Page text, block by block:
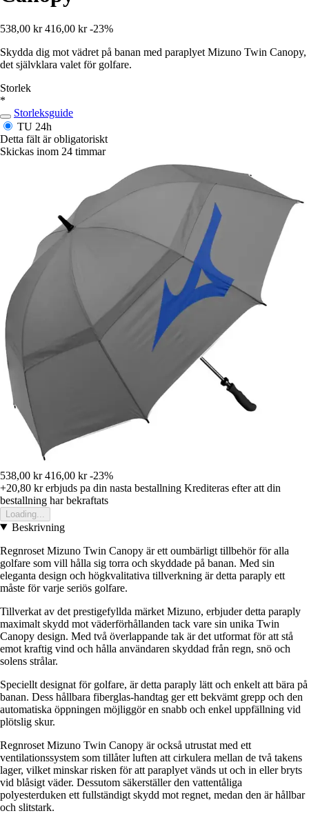
538,00 kr 416,00 kr -23%
Skydda dig mot vädret på banan med paraplyet Mizuno Twin Canopy,
det självklara valet för golfare.
Storlek
*
Storleksguide
TU 24h
Detta fält är obligatoriskt
Skickas inom 24 timmar
538,00 kr 416,00 kr -23%
+20,80 krerbjuds pa din nasta bestallning Krediteras efter att din
bestallning har bekraftats
Loading...
Beskrivning
Regnroset Mizuno Twin Canopy är ett oumbärligt tillbehör för alla
golfare som vill hålla sig torra och skyddade på banan. Med sin
eleganta design och högkvalitativa tillverkning är detta paraply ett
måste för varje seriös golfare.
Tillverkat av det prestigefyllda märket Mizuno, erbjuder detta paraply
maximalt skydd mot väderförhållanden tack vare sin unika Twin
Canopy design. Med två överlappande tak är det utformat för att stå
emot kraftig vind och hålla användaren skyddad från regn, snö och
solens strålar.
Speciellt designat för golfare, är detta paraply lätt och enkelt att bära på
banan. Dess hållbara fiberglas-handtag ger ett bekvämt grepp och den
automatiska öppningen möjliggör en snabb och enkel uppfällning vid
plötslig skur.
Regnroset Mizuno Twin Canopy är också utrustat med ett
ventilationssystem som tillåter luften att cirkulera mellan de två takens
lager, vilket minskar risken för att paraplyet vänds ut och in eller bryts
vid blåsigt väder. Dessutom säkerställer den vattentåliga
polyesterduken ett fullständigt skydd mot regnet, medan den är hållbar
och slitstark.